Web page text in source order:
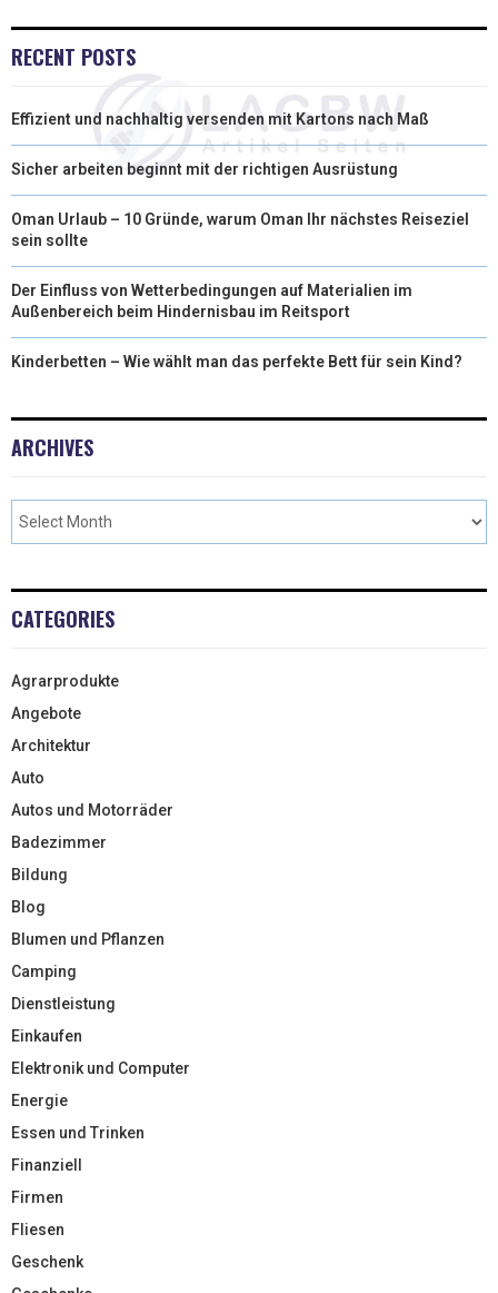
E
R
)
K S
T
N
RECENT POSTS
Effizient und nachhaltig versenden mit Kartons nach Maß
Sicher arbeiten beginnt mit der richtigen Ausrüstung
Oman Urlaub – 10 Gründe, warum Oman Ihr nächstes Reiseziel
sein sollte
Der Einfluss von Wetterbedingungen auf Materialien im
Außenbereich beim Hindernisbau im Reitsport
Kinderbetten – Wie wählt man das perfekte Bett für sein Kind?
ARCHIVES
CATEGORIES
Agrarprodukte
Angebote
Architektur
Auto
Autos und Motorräder
Badezimmer
Bildung
Blog
Blumen und Pflanzen
Camping
Dienstleistung
Einkaufen
Elektronik und Computer
Energie
Essen und Trinken
Finanziell
Firmen
Fliesen
Geschenk